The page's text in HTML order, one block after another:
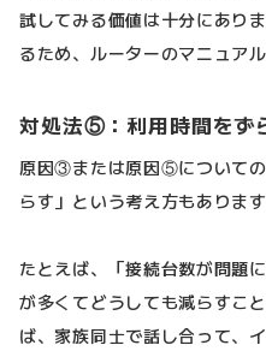
試してみる価値は十分にあり
るため、ルーターのマニュア
対処法⑤：利用時間をず
原因③または原因⑤について
らす」という考え方もあります
たとえば、「接続台数が問題
が多くてどうしても減らすこ
ば、家族同士で話し合って、